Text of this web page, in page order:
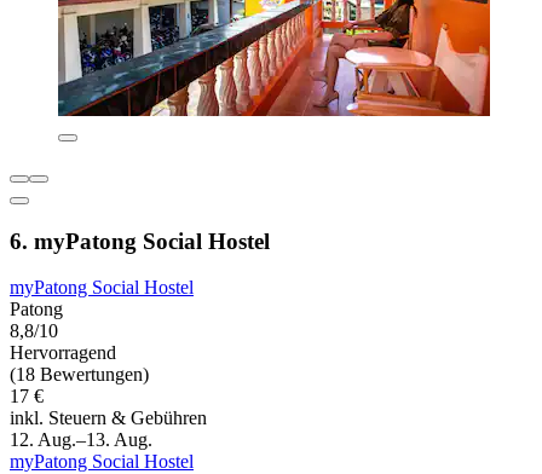
6. myPatong Social Hostel
myPatong Social Hostel
Patong
8,8/10
Hervorragend
(18 Bewertungen)
17 €
inkl. Steuern & Gebühren
12. Aug.–13. Aug.
myPatong Social Hostel